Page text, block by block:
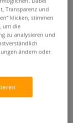
Transparenz und
klicken, stimmen
um die
zu analysieren und
ändern oder